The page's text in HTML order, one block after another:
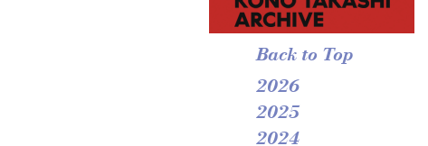
Back to Top
2026
2025
2024